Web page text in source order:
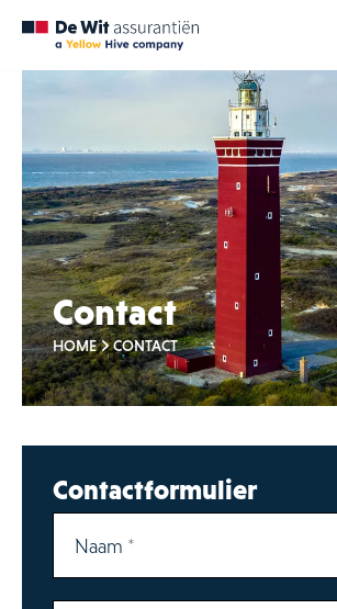
Verzekeringen
Hypotheken
Verzekeringen
Financieringen
Maritiem
Particulier
Zakelijk
Contact
Contact
HOME CONTACT
Contactformulier
Naam